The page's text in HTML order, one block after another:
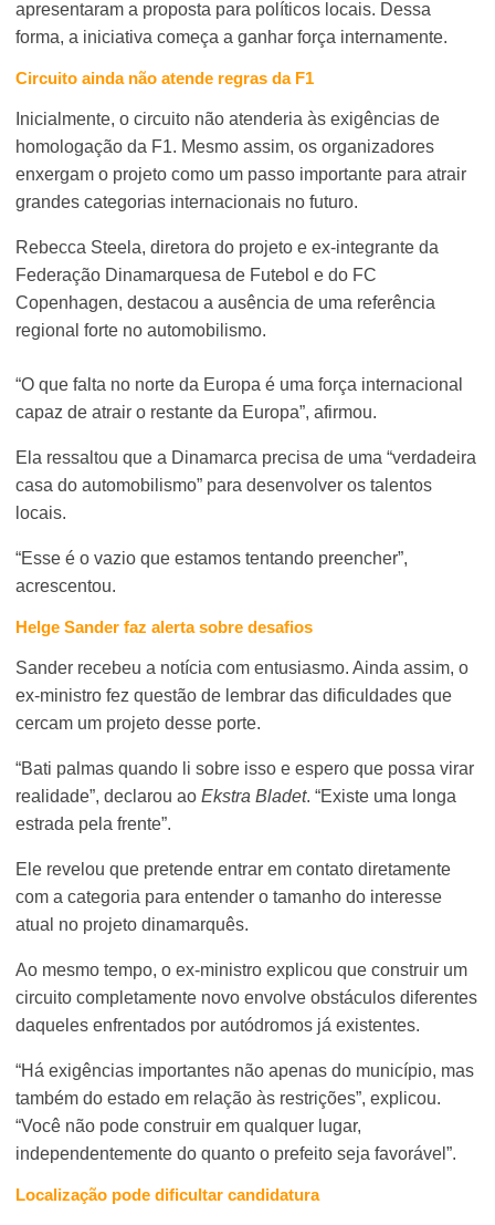
apresentaram a proposta para políticos locais. Dessa
forma, a iniciativa começa a ganhar força internamente.
Circuito ainda não atende regras da F1
Inicialmente, o circuito não atenderia às exigências de
homologação da F1. Mesmo assim, os organizadores
enxergam o projeto como um passo importante para atrair
grandes categorias internacionais no futuro.
Rebecca Steela, diretora do projeto e ex-integrante da
Federação Dinamarquesa de Futebol e do FC
Copenhagen, destacou a ausência de uma referência
regional forte no automobilismo.
“O que falta no norte da Europa é uma força internacional
capaz de atrair o restante da Europa”, afirmou.
Ela ressaltou que a Dinamarca precisa de uma “verdadeira
casa do automobilismo” para desenvolver os talentos
locais.
“Esse é o vazio que estamos tentando preencher”,
acrescentou.
Helge Sander faz alerta sobre desafios
Sander recebeu a notícia com entusiasmo. Ainda assim, o
ex-ministro fez questão de lembrar das dificuldades que
cercam um projeto desse porte.
“Bati palmas quando li sobre isso e espero que possa virar
realidade”, declarou aoEkstra Bladet. “Existe uma longa
estrada pela frente”.
Ele revelou que pretende entrar em contato diretamente
com a categoria para entender o tamanho do interesse
atual no projeto dinamarquês.
Ao mesmo tempo, o ex-ministro explicou que construir um
circuito completamente novo envolve obstáculos diferentes
daqueles enfrentados por autódromos já existentes.
“Há exigências importantes não apenas do município, mas
também do estado em relação às restrições”, explicou.
“Você não pode construir em qualquer lugar,
independentemente do quanto o prefeito seja favorável”.
Localização pode dificultar candidatura